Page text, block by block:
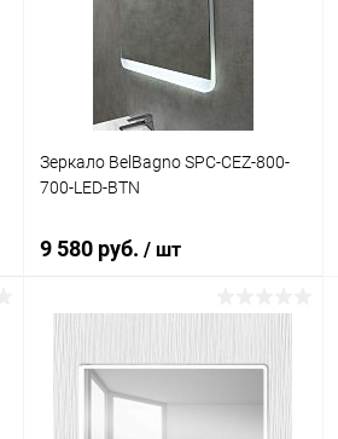
Зеркало BelBagno SPC-CEZ-800-
700-LED-BTN
9 580 руб. / шт
Купить в 1 клик